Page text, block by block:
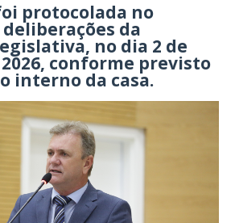
protocolada no
da
no dia 2 de
conforme previsto
interno da casa.